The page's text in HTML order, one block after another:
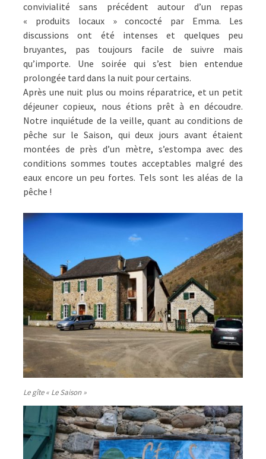
convivialité sans précédent autour d’un repas
« produits locaux » concocté par Emma. Les
discussions ont été intenses et quelques peu
bruyantes, pas toujours facile de suivre mais
qu’importe. Une soirée qui s’est bien entendue
prolongée tard dans la nuit pour certains.
Après une nuit plus ou moins réparatrice, et un petit
déjeuner copieux, nous étions prêt à en découdre.
Notre inquiétude de la veille, quant au conditions de
pêche sur le Saison, qui deux jours avant étaient
montées de près d’un mètre, s’estompa avec des
conditions sommes toutes acceptables malgré des
eaux encore un peu fortes. Tels sont les aléas de la
pêche !
Le gîte « Le Saison »